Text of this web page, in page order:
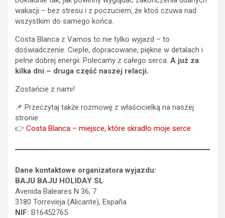
wakacji – bez stresu i z poczuciem, że ktoś czuwa nad
wszystkim do samego końca.
Costa Blanca z Vamos to nie tylko wyjazd – to
doświadczenie. Ciepłe, dopracowane, piękne w detalach i
pełne dobrej energii. Polecamy z całego serca. A już za
kilka dni – druga część naszej relacji.
Zostańcie z nami!
📌 Przeczytaj także rozmowę z właścicielką na naszej
stronie:
👉 Costa Blanca – miejsce, które skradło moje serce
Dane kontaktowe organizatora wyjazdu:
BAJU BAJU HOLIDAY SL
Avenida Baleares N 36, 7
3180 Torrevieja (Alicante), España
NIF: B16452765